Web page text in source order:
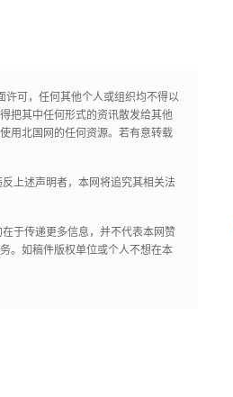
许可，任何其他个人或组织均不得以
把其中任何形式的资讯散发给其他
用北国网的任何资源。若有意转载
上述声明者，本网将追究其相关法
于传递更多信息，并不代表本网赞
。如稿件版权单位或个人不想在本